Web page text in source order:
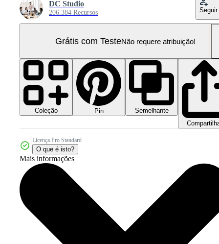
DC Studio
206.384 Recursos Seguir
Grátis com TesteNão requere atribuição!
Coleção Pin
Semelhante
Licença Pro Standard
O que é isto?
Mais informações